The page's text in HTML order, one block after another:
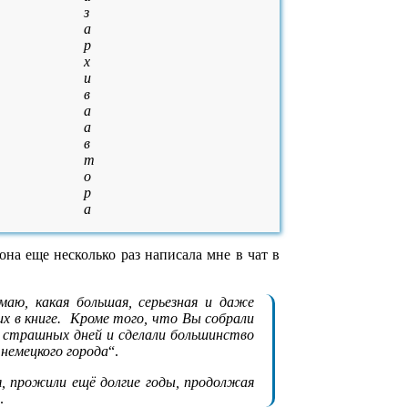
з
а
р
х
и
в
а
а
в
т
о
р
а
еще несколько раз написала мне в чат в
какая большая, серьезная и даже
в книге. Кроме того, что Вы собрали
дней и сделали большинство
города“.
ещё долгие годы, продолжая